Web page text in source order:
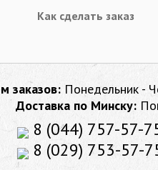
Как сделать заказ
заказов: Понедельник -
Доставка по Минску:
8 (044) 757-57-
8 (029) 753-57-